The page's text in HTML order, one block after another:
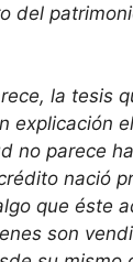
del
la tesis
explicación
no parece
nació
que éste
son